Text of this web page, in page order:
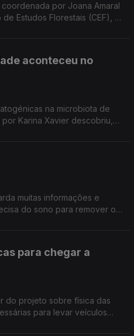
coordenada por Joana Amaral
Estudos Florestais (CEF), do
aconteceu no
na microbiota de
Karina Xavier descobriu,
muitas informações e
do sono para remover o
para chegar a
do projeto sobre física das
para levar veículos